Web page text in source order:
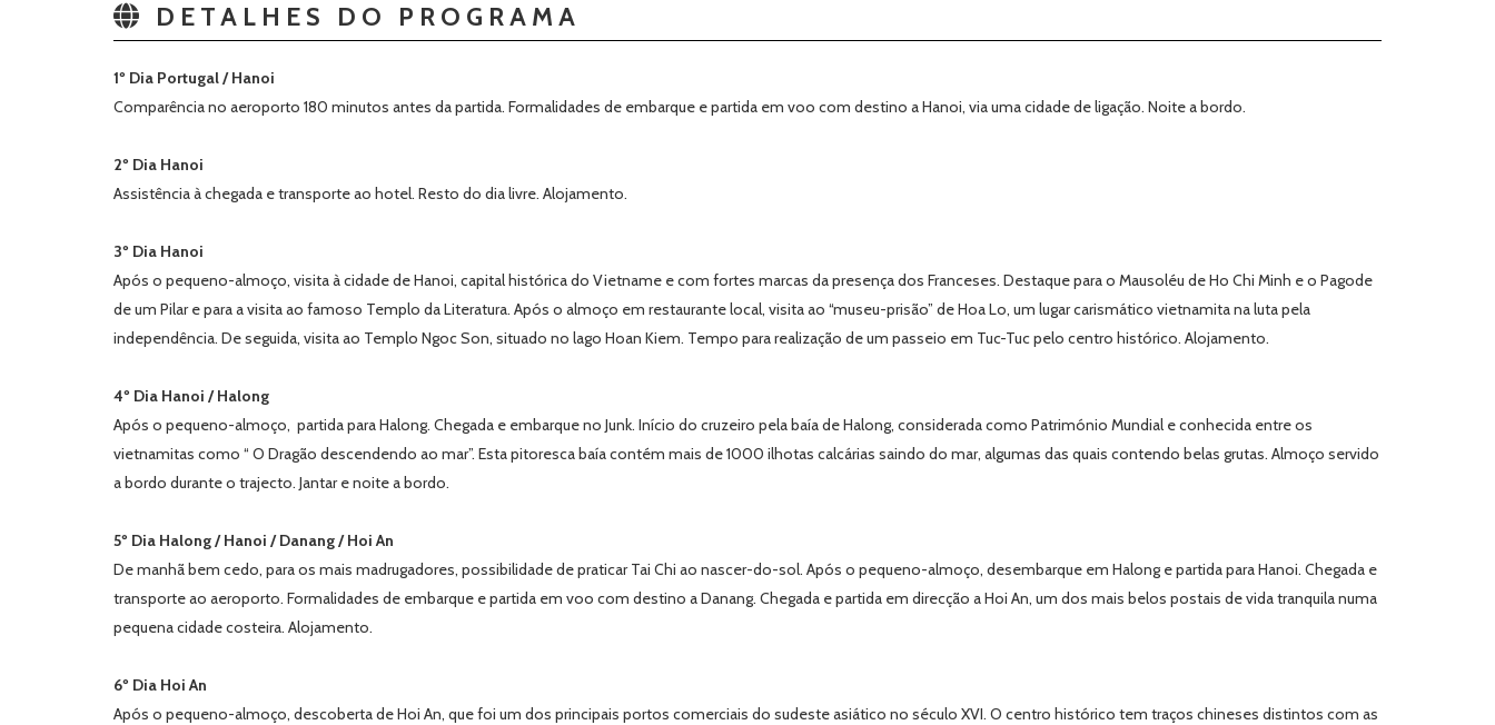
DETALHES DO PROGRAMA
1º Dia Portugal / Hanoi
Comparência no aeroporto 180 minutos antes da partida. Formalidades de embarque e partida em voo com destino a Hanoi, via uma cidade de ligação. Noite a bordo.
2º Dia Hanoi
Assistência à chegada e transporte ao hotel. Resto do dia livre. Alojamento.
3º Dia Hanoi
Após o pequeno-almoço, visita à cidade de Hanoi, capital histórica do Vietname e com fortes marcas da presença dos Franceses. Destaque para o Mausoléu de Ho Chi Minh e o Pagode
de um Pilar e para a visita ao famoso Templo da Literatura. Após o almoço em restaurante local, visita ao “museu-prisão” de Hoa Lo, um lugar carismático vietnamita na luta pela
independência. De seguida, visita ao Templo Ngoc Son, situado no lago Hoan Kiem. Tempo para realização de um passeio em Tuc-Tuc pelo centro histórico. Alojamento.
4º Dia Hanoi / Halong
Após o pequeno-almoço, partida para Halong. Chegada e embarque no Junk. Início do cruzeiro pela baía de Halong, considerada como Património Mundial e conhecida entre os
vietnamitas como “ O Dragão descendendo ao mar”. Esta pitoresca baía contém mais de 1000 ilhotas calcárias saindo do mar, algumas das quais contendo belas grutas. Almoço servido
a bordo durante o trajecto. Jantar e noite a bordo.
5º Dia Halong / Hanoi / Danang / Hoi An
De manhã bem cedo, para os mais madrugadores, possibilidade de praticar Tai Chi ao nascer-do-sol. Após o pequeno-almoço, desembarque em Halong e partida para Hanoi. Chegada e
transporte ao aeroporto. Formalidades de embarque e partida em voo com destino a Danang. Chegada e partida em direcção a Hoi An, um dos mais belos postais de vida tranquila numa
pequena cidade costeira. Alojamento.
6º Dia Hoi An
Após o pequeno-almoço, descoberta de Hoi An, que foi um dos principais portos comerciais do sudeste asiático no século XVI. O centro histórico tem traços chineses distintos com as